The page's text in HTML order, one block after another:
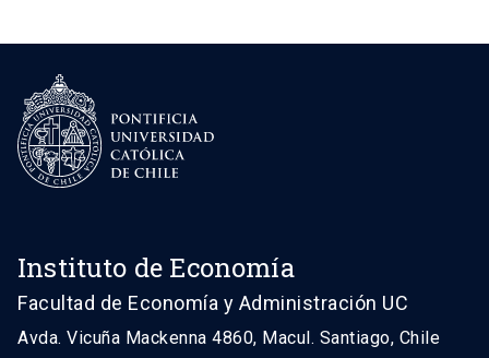
Instituto de Economía
Facultad de Economía y Administración UC
Avda. Vicuña Mackenna 4860, Macul. Santiago, Chile